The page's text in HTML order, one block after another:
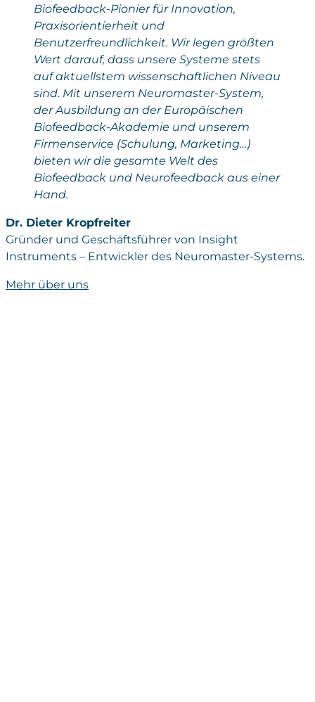
Biofeedback-Pionier für Innovation,
Praxisorientierheit und
Benutzerfreundlichkeit. Wir legen größten
Wert darauf, dass unsere Systeme stets
auf aktuellstem wissenschaftlichen Niveau
sind. Mit unserem Neuromaster-System,
der Ausbildung an der Europäischen
Biofeedback-Akademie und unserem
Firmenservice (Schulung, Marketing…)
bieten wir die gesamte Welt des
Biofeedback und Neurofeedback aus einer
Hand.
Dr. Dieter Kropfreiter
Gründer und Geschäftsführer von Insight
Instruments – Entwickler des Neuromaster-Systems.
Mehr über uns